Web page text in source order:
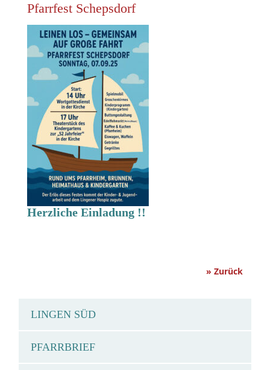
Pfarrfest Schepsdorf
Herzliche Einladung !!
» Zurück
LINGEN SÜD
PFARRBRIEF